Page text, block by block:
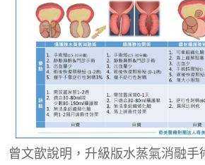
曾文歆說明，升級版水蒸氣消融手